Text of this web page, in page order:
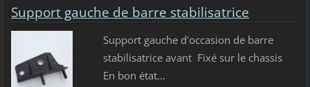
Support gauche de barre stabilisatrice
Support gauche d'occasion de barre
stabilisatrice avant Fixé sur le chassis
En bon état...